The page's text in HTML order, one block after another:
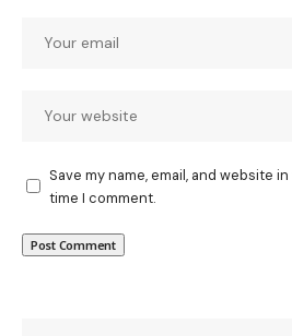
Save my name, email, and website
time I comment.